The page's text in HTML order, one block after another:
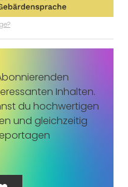
Inhalten.
du hochwertigen
und gleichzeitig